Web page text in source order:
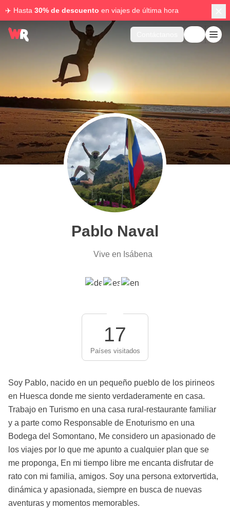
✈️ Hasta 30% de descuento en viajes de última hora
Pablo Naval
Vive en Isábena
17
Países visitados
Soy Pablo, nacido en un pequeño pueblo de los pirineos
en Huesca donde me siento verdaderamente en casa.
Trabajo en Turismo en una casa rural-restaurante familiar
y a parte como Responsable de Enoturismo en una
Bodega del Somontano, Me considero un apasionado de
los viajes por lo que me apunto a cualquier plan que se
me proponga, En mi tiempo libre me encanta disfrutar de
rato con mi familia, amigos. Soy una persona extorvertida,
dinámica y apasionada, siempre en busca de nuevas
aventuras y momentos memorables.